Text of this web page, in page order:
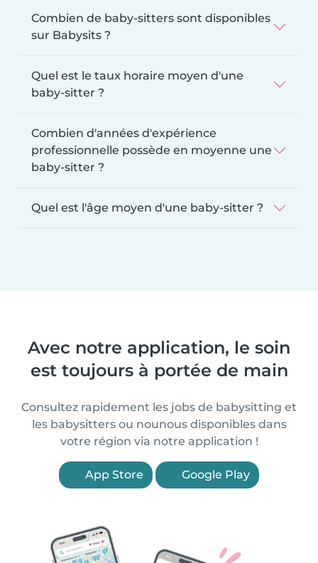
Combien de baby-sitters sont disponibles
sur Babysits ?
Quel est le taux horaire moyen d'une
baby-sitter ?
Combien d'années d'expérience
professionnelle possède en moyenne une
baby-sitter ?
Quel est l'âge moyen d'une baby-sitter ?
Avec notre application, le soin
est toujours à portée de main
Consultez rapidement les jobs de babysitting et
les babysitters ou nounous disponibles dans
votre région via notre application !
App Store Google Play